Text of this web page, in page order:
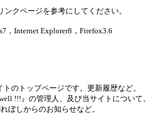
ンクページを参考にしてください。
，Internet Explorer8，Firefox3.6
のトップページです。更新履歴など。
』の管理人、及び当サイトについて。
ぼしからのお知らせなど。